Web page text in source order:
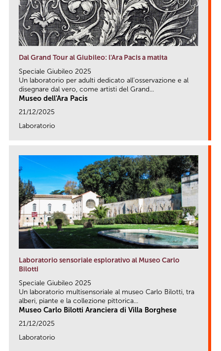
Dal Grand Tour al Giubileo: l'Ara Pacis a matita
Speciale Giubileo 2025
Un laboratorio per adulti dedicato all’osservazione e al
disegnare dal vero, come artisti del Grand...
Museo dell'Ara Pacis
21/12/2025
Laboratorio
Laboratorio sensoriale esplorativo al Museo Carlo
Bilotti
Speciale Giubileo 2025
Un laboratorio multisensoriale al museo Carlo Bilotti, tra
alberi, piante e la collezione pittorica...
Museo Carlo Bilotti Aranciera di Villa Borghese
21/12/2025
Laboratorio